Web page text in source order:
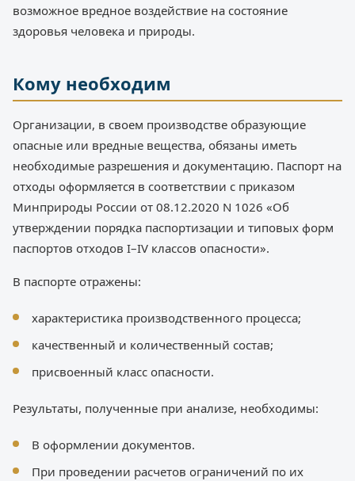
возможное вредное воздействие на состояние
здоровья человека и природы.
Кому необходим
Организации, в своем производстве образующие
опасные или вредные вещества, обязаны иметь
необходимые разрешения и документацию. Паспорт на
отходы оформляется в соответствии с приказом
Минприроды России от 08.12.2020 N 1026 «Об
утверждении порядка паспортизации и типовых форм
паспортов отходов I–IV классов опасности».
В паспорте отражены:
характеристика производственного процесса;
качественный и количественный состав;
присвоенный класс опасности.
Результаты, полученные при анализе, необходимы:
В оформлении документов.
При проведении расчетов ограничений по их